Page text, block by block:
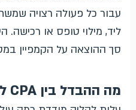
עבור כל פעולה רצויה
ליד, מילוי טופס או
סך ההוצאה על הקמפיין
מה ההבדל בין CPA לבין CPC?